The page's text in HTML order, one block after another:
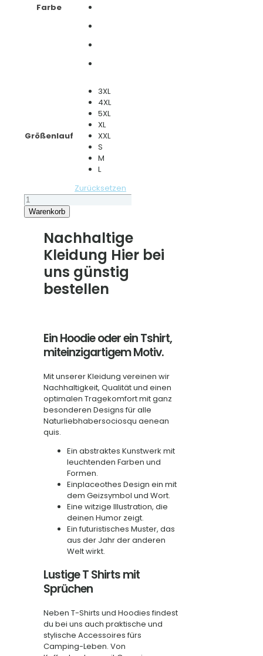
Farbe
Größenlauf
3XL
4XL
5XL
XL
XXL
S
M
L
Zurücksetzen
Cooler
Hoodie
"Weniger
Natur"
Menge
Warenkorb
Nachhaltige
Kleidung Hier bei
uns günstig
bestellen
Ein Hoodie oder ein Tshirt,
miteinzigartigem Motiv.
Mit unserer Kleidung vereinen wir
Nachhaltigkeit, Qualität und einen
optimalen Tragekomfort mit ganz
besonderen Designs für alle
Naturliebhabersociosqu aenean
quis.
Ein abstraktes Kunstwerk mit
leuchtenden Farben und
Formen.
Einplaceothes Design ein mit
dem Geizsymbol und Wort.
Eine witzige Illustration, die
deinen Humor zeigt.
Ein futuristisches Muster, das
aus der Jahr der anderen
Welt wirkt.
Lustige T Shirts mit
Sprüchen
Neben T-Shirts und Hoodies findest
du bei uns auch praktische und
stylische Accessoires fürs
Camping-Leben. Von